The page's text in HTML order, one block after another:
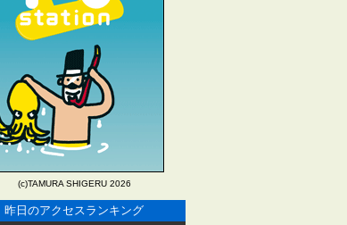
(c)TAMURA SHIGERU 2026
昨日のアクセスランキング